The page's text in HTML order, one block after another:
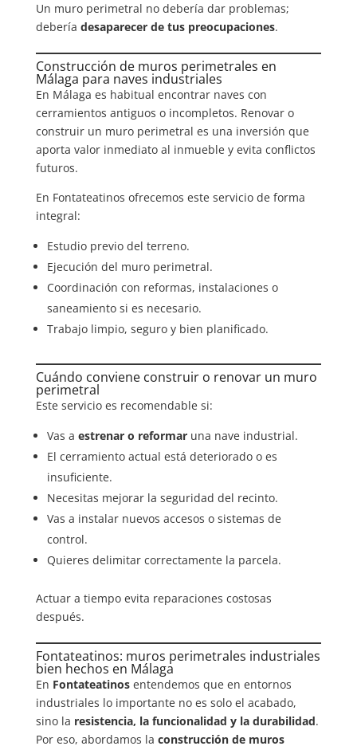
Un muro perimetral no debería dar problemas;
debería desaparecer de tus preocupaciones.
Construcción de muros perimetrales en
Málaga para naves industriales
En Málaga es habitual encontrar naves con
cerramientos antiguos o incompletos. Renovar o
construir un muro perimetral es una inversión que
aporta valor inmediato al inmueble y evita conflictos
futuros.
En Fontateatinos ofrecemos este servicio de forma
integral:
Estudio previo del terreno.
Ejecución del muro perimetral.
Coordinación con reformas, instalaciones o
saneamiento si es necesario.
Trabajo limpio, seguro y bien planificado.
Cuándo conviene construir o renovar un muro
perimetral
Este servicio es recomendable si:
Vas a estrenar o reformaruna nave industrial.
El cerramiento actual está deteriorado o es
insuficiente.
Necesitas mejorar la seguridad del recinto.
Vas a instalar nuevos accesos o sistemas de
control.
Quieres delimitar correctamente la parcela.
Actuar a tiempo evita reparaciones costosas
después.
Fontateatinos: muros perimetrales industriales
bien hechos en Málaga
En Fontateatinosentendemos que en entornos
industriales lo importante no es solo el acabado,
sino la resistencia, la funcionalidad y la durabilidad.
Por eso, abordamos la construcción de muros